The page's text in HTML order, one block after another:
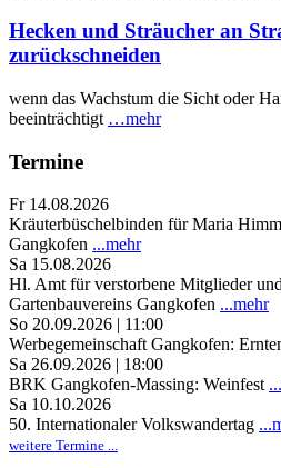
Hecken und Sträucher an
zurückschneiden
wenn das Wachstum die Sicht oder
beeinträchtigt …mehr
Termine
Fr 14.08.2026
Kräuterbüschelbinden für Maria
Gangkofen ...mehr
Sa 15.08.2026
Hl. Amt für verstorbene Mitglieder
Gartenbauvereins Gangkofen ...mehr
So 20.09.2026 | 11:00
Werbegemeinschaft Gangkofen:
Sa 26.09.2026 | 18:00
BRK Gangkofen-Massing: Weinfest
Sa 10.10.2026
50. Internationaler Volkswandertag
weitere Termine ...